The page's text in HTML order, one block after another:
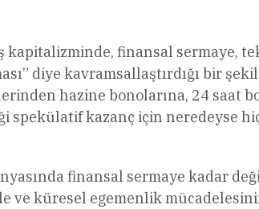
finansal sermaye,
diye kavramsallaştırdığı bir
hazine bonolarına, 24 saat
spekülatif kazanç için neredeyse
finansal sermaye kadar
küresel egemenlik